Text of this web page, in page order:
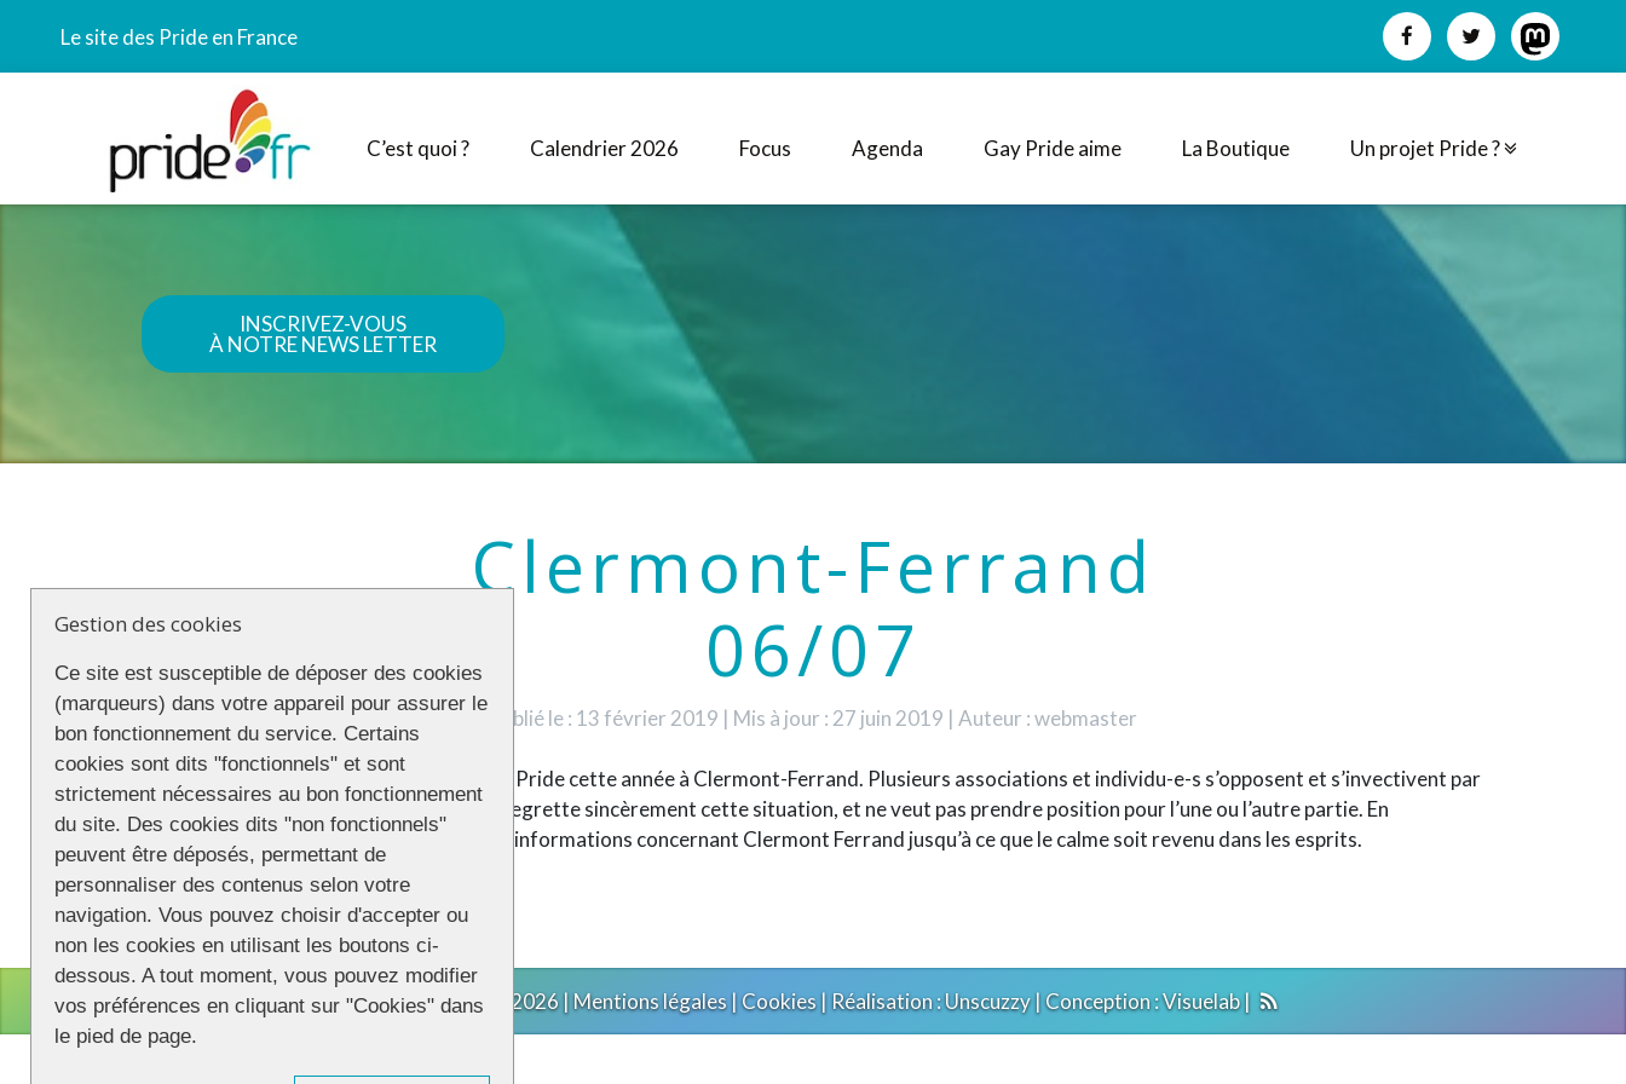
Le site des Pride en France
C’est quoi ? Calendrier 2026 Focus Agenda Gay Pride aime La Boutique Un projet Pride ?
INSCRIVEZ-VOUS
À NOTRE NEWS LETTER
Clermont-Ferrand
06/07
Publié le : 13 février 2019 | Mis à jour : 27 juin 2019 | Auteur : webmaster
Il semble très difficile d’organiser une Gay Pride cette année à Clermont-Ferrand. Plusieurs associations et individu-e-s s’opposent et s’invectivent par
réseaux sociaux interposés. GayPride.fr regrette sincèrement cette situation, et ne veut pas prendre position pour l’une ou l’autre partie. En
conséquence, nous cessons de relayer les informations concernant Clermont Ferrand jusqu’à ce que le calme soit revenu dans les esprits.
CONNECTION © 2026 |Mentions légales|Cookies| Réalisation :Unscuzzy| Conception :Visuelab|
Gestion des cookies
Ce site est susceptible de déposer des cookies
(marqueurs) dans votre appareil pour assurer le
bon fonctionnement du service. Certains
cookies sont dits "fonctionnels" et sont
strictement nécessaires au bon fonctionnement
du site. Des cookies dits "non fonctionnels"
peuvent être déposés, permettant de
personnaliser des contenus selon votre
navigation. Vous pouvez choisir d'accepter ou
non les cookies en utilisant les boutons ci-
dessous. A tout moment, vous pouvez modifier
vos préférences en cliquant sur "Cookies" dans
le pied de page.